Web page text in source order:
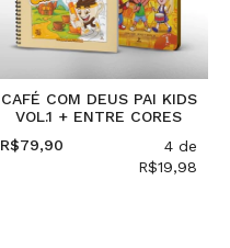
CAFÉ COM DEUS PAI KIDS
VOL.1 + ENTRE CORES
R$79,90
4 de
R$19,98